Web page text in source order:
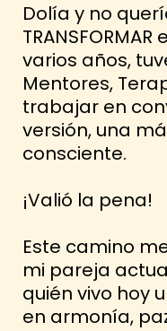
Dolía y no
varios años,
Mentores,
trabajar en
versión, una
consciente.
¡Valió la pena!
Este camino
mi pareja
quién vivo hoy
en armonía,